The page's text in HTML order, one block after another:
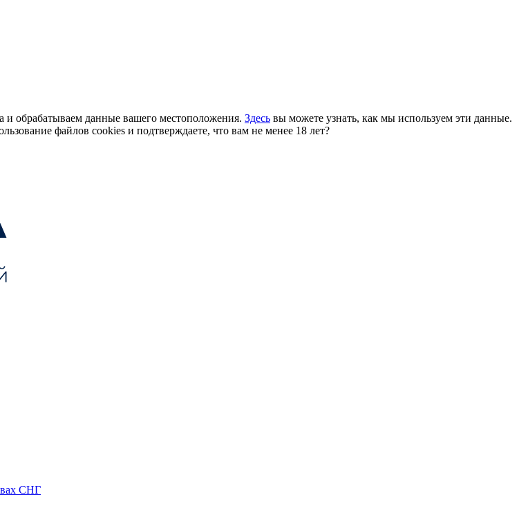
и обрабатываем данные вашего местоположения. Здесь вы можете узнать, как мы используем эти данные.
файлов cookies и подтверждаете, что вам не менее 18 лет?
СНГ